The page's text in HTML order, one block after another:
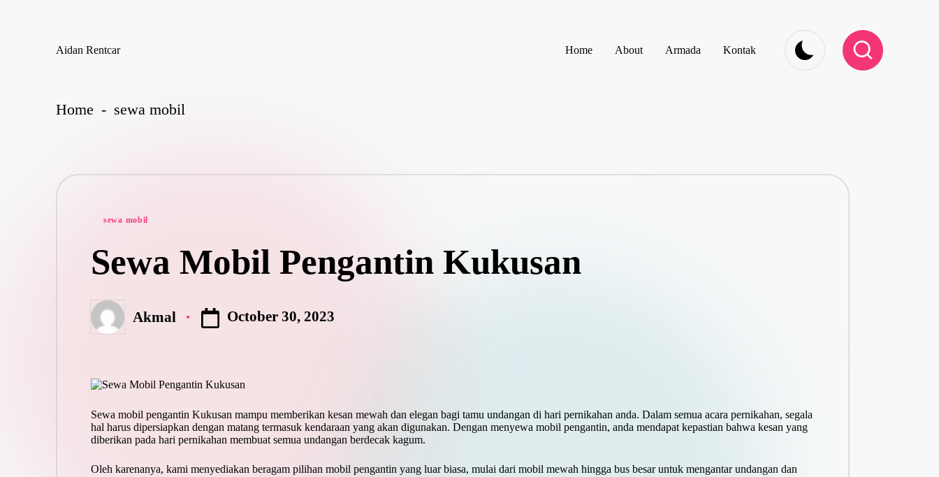
Aidan Rentcar
Home About Armada Kontak
Home - sewa mobil
Posted
sewa mobil
Sewa Mobil Pengantin Kukusan
Posted
by
Akmal October 30, 2023
Sewa mobil pengantin Kukusan mampu memberikan kesan mewah dan elegan bagi tamu undangan di hari pernikahan anda. Dalam semua acara pernikahan, segala
hal harus dipersiapkan dengan matang termasuk kendaraan yang akan digunakan. Dengan menyewa mobil pengantin, anda mendapat kepastian bahwa kesan yang
diberikan pada hari pernikahan membuat semua undangan berdecak kagum.
Oleh karenanya, kami menyediakan beragam pilihan mobil pengantin yang luar biasa, mulai dari mobil mewah hingga bus besar untuk mengantar undangan dan